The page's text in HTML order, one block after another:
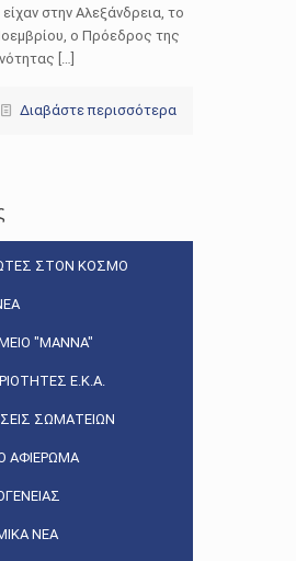
στην Αλεξάνδρεια, το
ο Πρόεδρος της
[…]
Διαβάστε περισσότερα
ΣΤΟΝ ΚΟΣΜΟ
"ΜΑΝΝΑ"
Ε.Κ.Α.
ΣΩΜΑΤΕΙΩΝ
ΑΦΙΕΡΩΜΑ
ΝΕΑ